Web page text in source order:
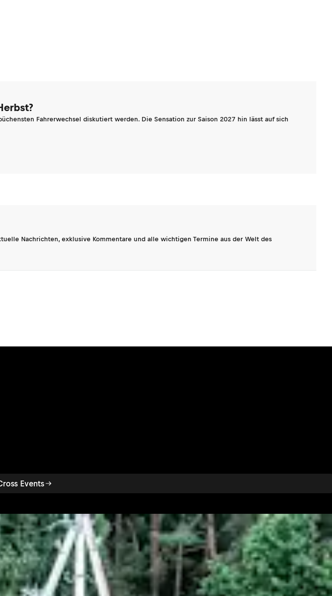
Fahrerwechsel diskutiert werden. Die Sensation zur Saison 2027 hin lässt auf sich
Nachrichten, exklusive Kommentare und alle wichtigen Termine aus der Welt des
Events